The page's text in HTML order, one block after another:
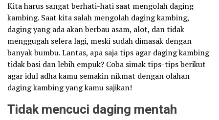
Kita harus sangat berhati-hati saat mengolah daging
kambing. Saat kita salah mengolah daging kambing,
daging yang ada akan berbau asam, alot, dan tidak
menggugah selera lagi, meski sudah dimasak dengan
banyak bumbu. Lantas, apa saja tips agar daging kambing
tidak basi dan lebih empuk? Coba simak tips-tips berikut
agar idul adha kamu semakin nikmat dengan olahan
daging kambing yang kamu sajikan!
Tidak mencuci daging mentah